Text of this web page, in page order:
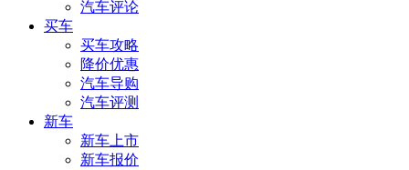
汽车评论
买车
买车攻略
降价优惠
汽车导购
汽车评测
新车
新车上市
新车报价